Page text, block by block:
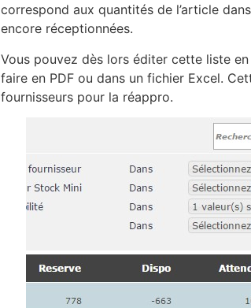
correspond aux quantités de l’article
encore réceptionnées.
Vous pouvez dès lors éditer cette liste
faire en PDF ou dans un fichier Excel.
fournisseurs pour la réappro.